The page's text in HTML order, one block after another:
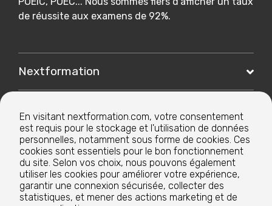
de réussite aux examens de 92%.
Nextformation
Nos centres de formation
Le groupe
En visitant nextformation.com, votre consentement
est requis pour le stockage et l'utilisation de données
personnelles, notamment sous forme de cookies. Ces
cookies sont essentiels pour le bon fonctionnement
du site. Selon vos choix, nous pouvons également
utiliser les cookies pour améliorer votre expérience,
garantir une connexion sécurisée, collecter des
statistiques, et mener des actions marketing et de